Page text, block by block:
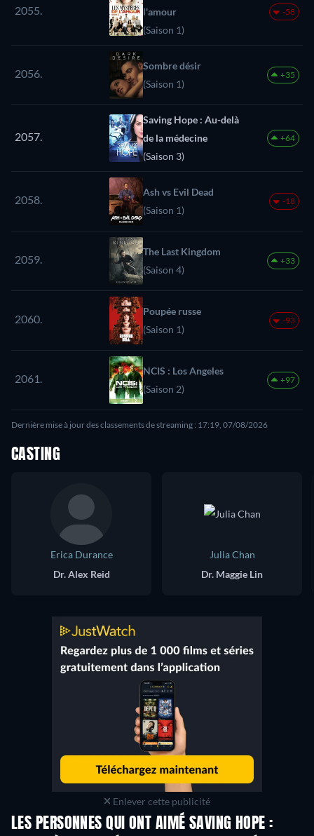
2055.
l'amour
(Saison 1)
-58
2056.
Sombre désir
(Saison 1)
+35
2057.
Saving Hope : Au-delà
de la médecine
(Saison 3)
+64
2058.
Ash vs Evil Dead
(Saison 1)
-18
2059.
The Last Kingdom
(Saison 4)
+33
2060.
Poupée russe
(Saison 1)
-93
2061.
NCIS : Los Angeles
(Saison 2)
+97
Dernière mise à jour des classements de streaming : 17:19, 07/08/2026
CASTING
Erica Durance
Dr. Alex Reid
Julia Chan
Dr. Maggie Lin
Enlever cette publicité
LES PERSONNES QUI ONT AIMÉ SAVING HOPE :